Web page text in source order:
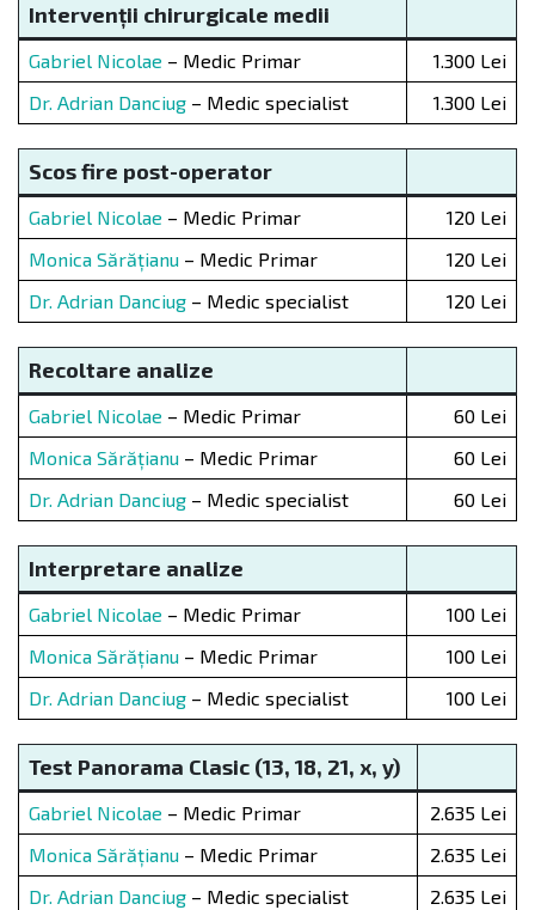
Intervenții chirurgicale medii
Gabriel Nicolae – Medic Primar
1.300 Lei
Dr. Adrian Danciug – Medic specialist 1.300 Lei
Scos fire post-operator
Gabriel Nicolae – Medic Primar
120 Lei
Monica Sărățianu – Medic Primar
120 Lei
Dr. Adrian Danciug – Medic specialist 120 Lei
Recoltare analize
Gabriel Nicolae – Medic Primar
60 Lei
Monica Sărățianu – Medic Primar
60 Lei
Dr. Adrian Danciug – Medic specialist 60 Lei
Interpretare analize
Gabriel Nicolae – Medic Primar
100 Lei
Monica Sărățianu – Medic Primar
100 Lei
Dr. Adrian Danciug – Medic specialist 100 Lei
Test Panorama Clasic (13, 18, 21, x, y)
Gabriel Nicolae – Medic Primar
2.635 Lei
Monica Sărățianu – Medic Primar
2.635 Lei
Dr. Adrian Danciug – Medic specialist 2.635 Lei